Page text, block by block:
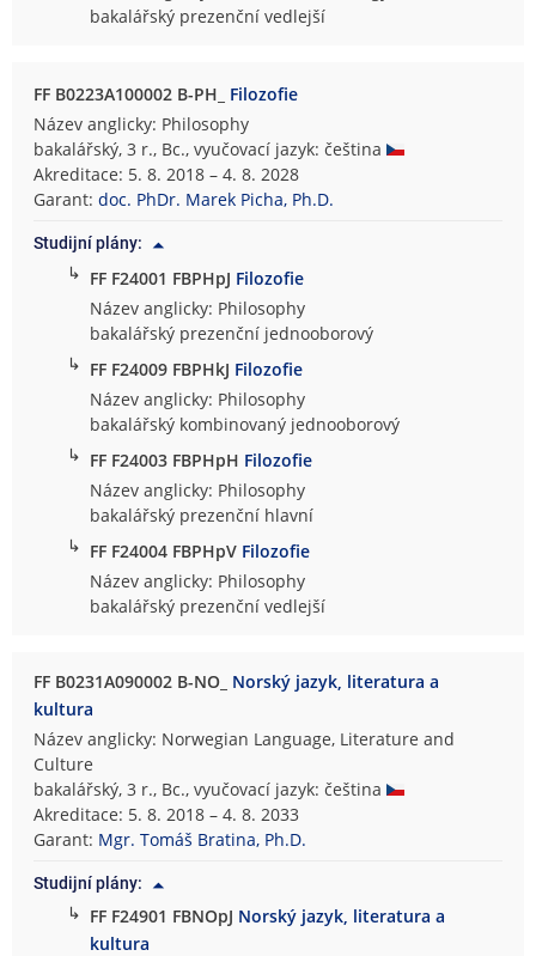
bakalářský prezenční vedlejší
FF B0223A100002 B-PH_ Filozofie
Název anglicky: Philosophy
bakalářský, 3 r., Bc., vyučovací jazyk: čeština
Akreditace: 5. 8. 2018 – 4. 8. 2028
Garant:doc. PhDr. Marek Picha, Ph.D.
Studijní plány:
↳ FF F24001 FBPHpJ Filozofie
Název anglicky: Philosophy
bakalářský prezenční jednooborový
↳ FF F24009 FBPHkJ Filozofie
Název anglicky: Philosophy
bakalářský kombinovaný jednooborový
↳ FF F24003 FBPHpH Filozofie
Název anglicky: Philosophy
bakalářský prezenční hlavní
↳ FF F24004 FBPHpV Filozofie
Název anglicky: Philosophy
bakalářský prezenční vedlejší
FF B0231A090002 B-NO_ Norský jazyk, literatura a
kultura
Název anglicky: Norwegian Language, Literature and
Culture
bakalářský, 3 r., Bc., vyučovací jazyk: čeština
Akreditace: 5. 8. 2018 – 4. 8. 2033
Garant: Mgr. Tomáš Bratina, Ph.D.
Studijní plány:
↳ FF F24901 FBNOpJ Norský jazyk, literatura a
kultura